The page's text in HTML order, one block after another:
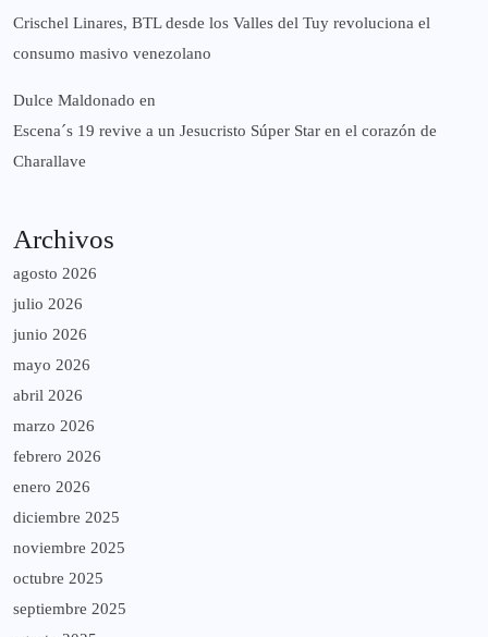
Crischel Linares, BTL desde los Valles del Tuy revoluciona el
consumo masivo venezolano
Dulce Maldonado en
Escena´s 19 revive a un Jesucristo Súper Star en el corazón de
Charallave
Archivos
agosto 2026
julio 2026
junio 2026
mayo 2026
abril 2026
marzo 2026
febrero 2026
enero 2026
diciembre 2025
noviembre 2025
octubre 2025
septiembre 2025